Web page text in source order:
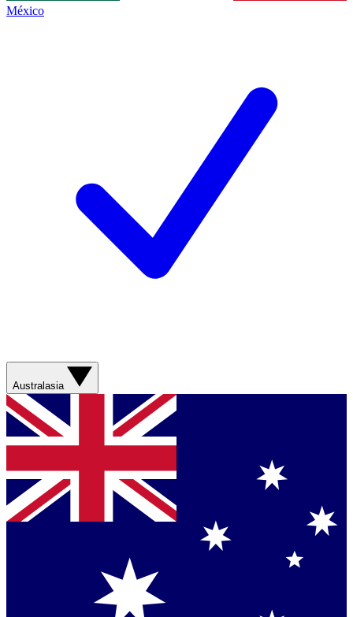
México
Australasia